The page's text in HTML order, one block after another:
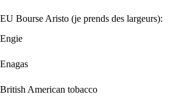
EU Bourse Aristo (je prends des largeurs):
Engie
Enagas
British American tobacco